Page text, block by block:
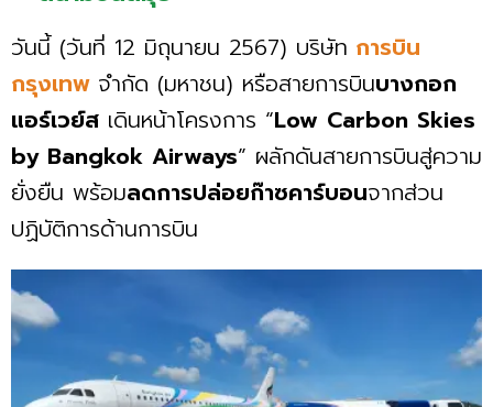
วันนี้ (วันที่ 12 มิถุนายน 2567) บริษัท การบิน
กรุงเทพ จำกัด (มหาชน) หรือสายการบินบางกอก
แอร์เวย์ส เดินหน้าโครงการ “Low Carbon Skies
by Bangkok Airways” ผลักดันสายการบินสู่ความ
ยั่งยืน พร้อมลดการปล่อยก๊าซคาร์บอนจากส่วน
ปฏิบัติการด้านการบิน